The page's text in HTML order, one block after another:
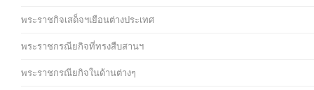
พระราชกิจเสด็จฯเยือนต่างประเทศ
พระราชกรณียกิจที่ทรงสืบสานฯ
พระราชกรณียกิจในด้านต่างๆ